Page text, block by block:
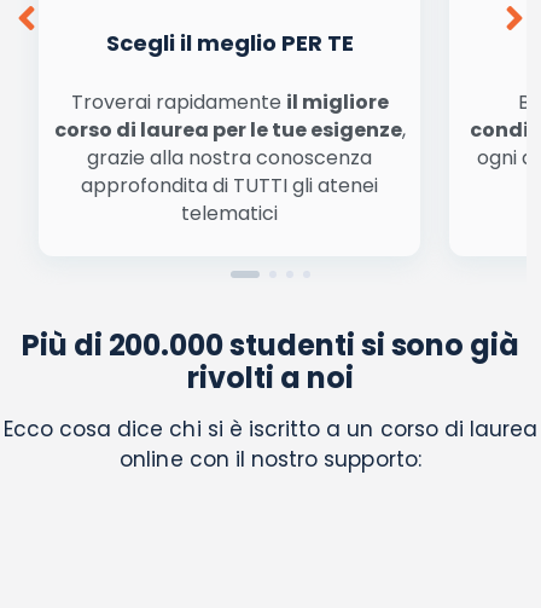
Scegli il meglio PER TE
Troverai rapidamente il migliore
corso di laurea per le tue esigenze,
grazie alla nostra conoscenza
approfondita di TUTTI gli atenei
telematici
ogni
Più di 200.000 studenti si sono già
rivolti a noi
Ecco cosa dice chi si è iscritto a un corso di laurea
online con il nostro supporto: